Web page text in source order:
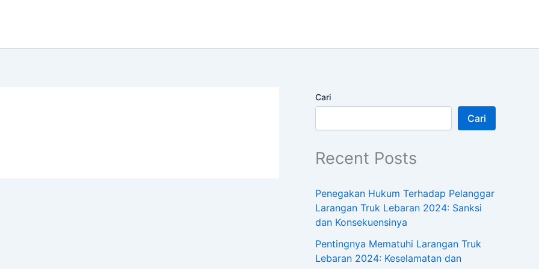
Cari
Cari
Recent Posts
Penegakan Hukum Terhadap Pelanggar
Larangan Truk Lebaran 2024: Sanksi
dan Konsekuensinya
Pentingnya Mematuhi Larangan Truk
Lebaran 2024: Keselamatan dan